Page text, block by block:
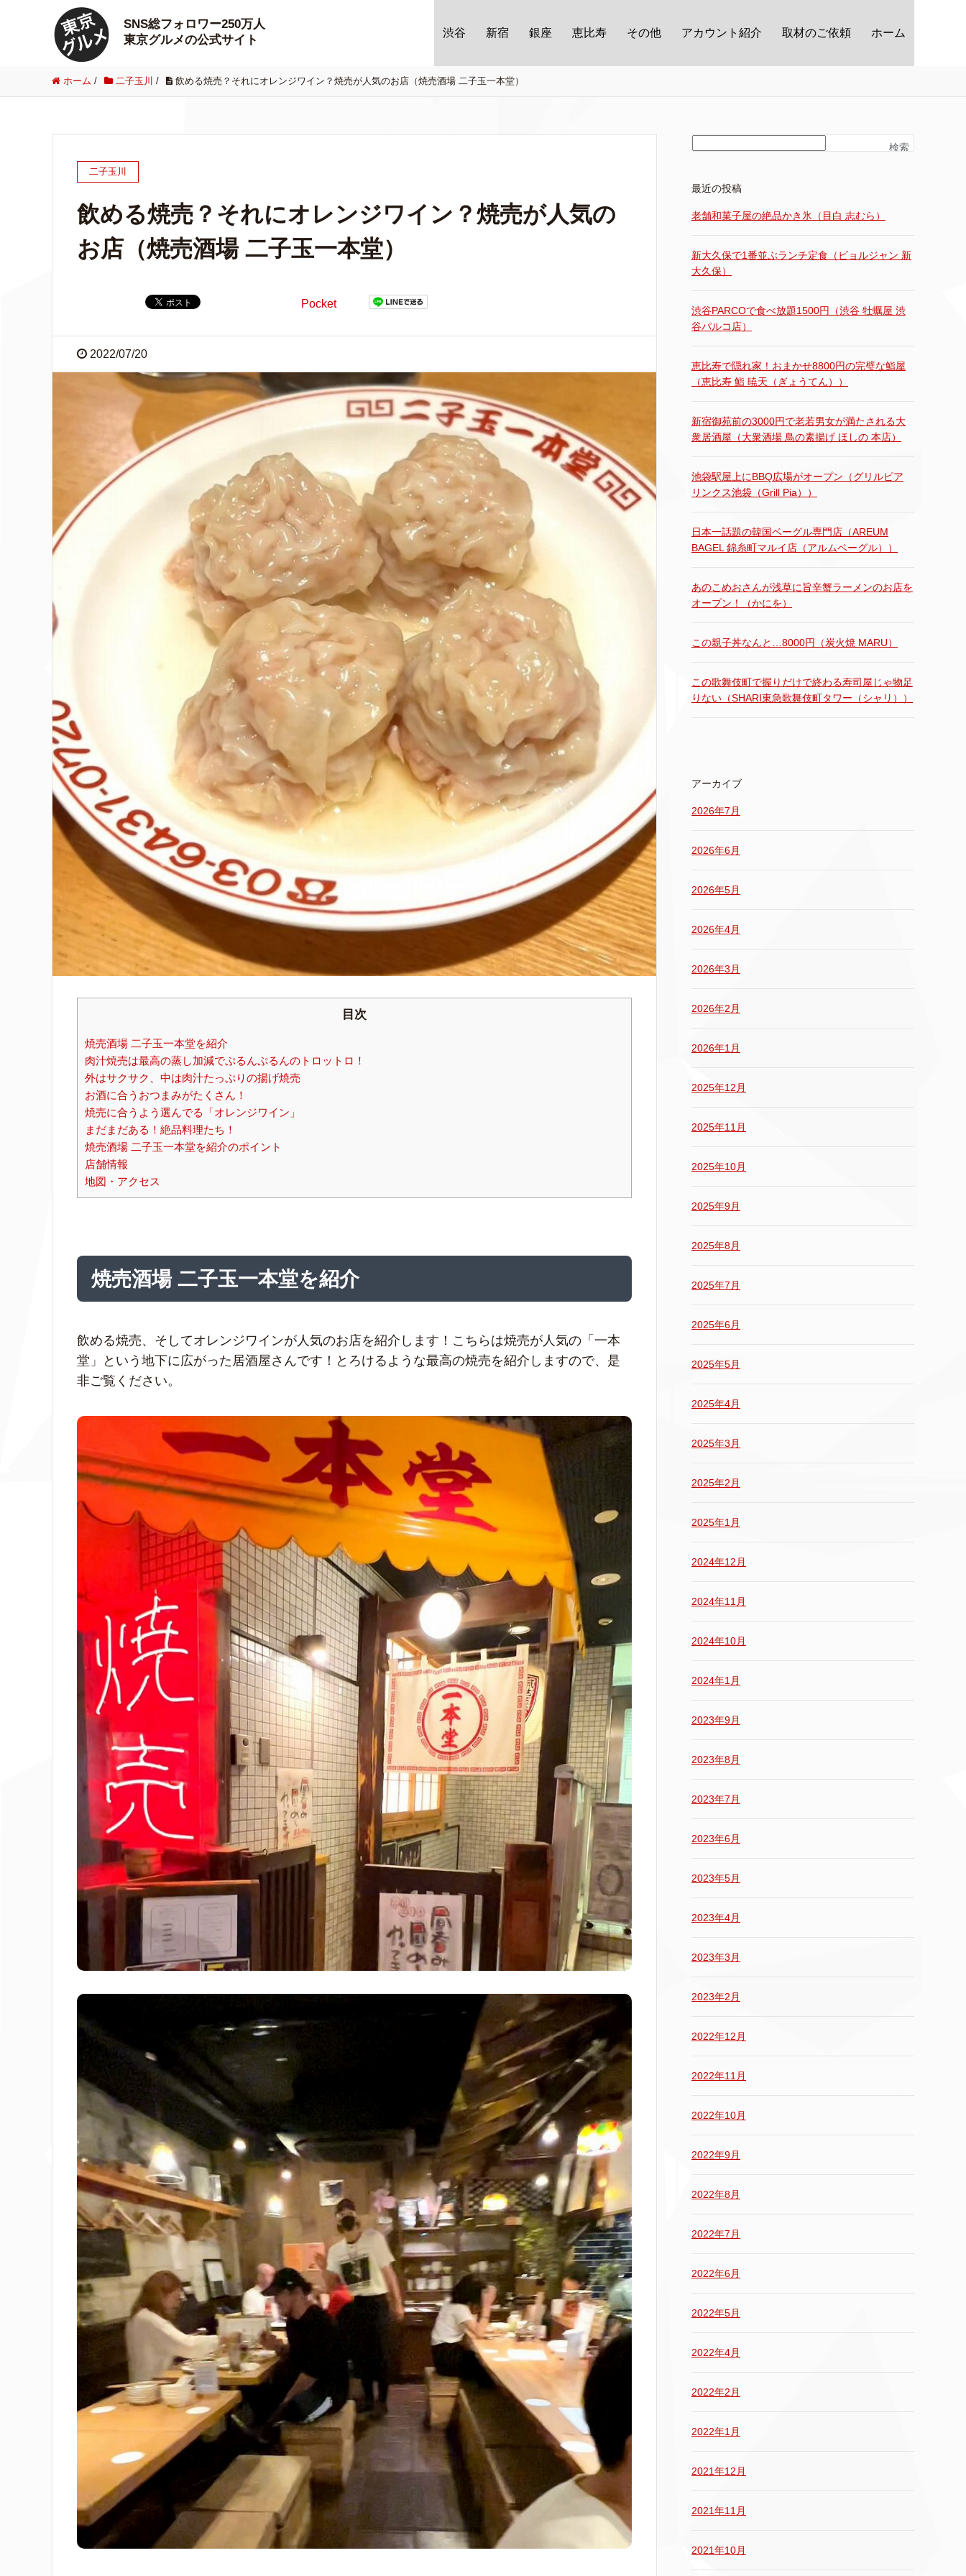
SNS総フォロワー250万人
東京グルメの公式サイト
渋谷 新宿 銀座 恵比寿 その他 アカウント紹介 取材のご依頼 ホーム
ホーム / 二子玉川 / 飲める焼売？それにオレンジワイン？焼売が人気のお店（焼売酒場 二子玉一本堂）
二子玉川
飲める焼売？それにオレンジワイン？焼売が人気の
お店（焼売酒場 二子玉一本堂）
Pocket
2022/07/20
目次
焼売酒場 二子玉一本堂を紹介
肉汁焼売は最高の蒸し加減でぷるんぷるんのトロットロ！
外はサクサク、中は肉汁たっぷりの揚げ焼売
お酒に合うおつまみがたくさん！
焼売に合うよう選んでる「オレンジワイン」
まだまだある！絶品料理たち！
焼売酒場 二子玉一本堂を紹介のポイント
店舗情報
地図・アクセス
焼売酒場 二子玉一本堂を紹介
飲める焼売、そしてオレンジワインが人気のお店を紹介します！こちらは焼売が人気の「一本
堂」という地下に広がった居酒屋さんです！とろけるような最高の焼売を紹介しますので、是
非ご覧ください。
検索
最近の投稿
老舗和菓子屋の絶品かき氷（目白 志むら）
新大久保で1番並ぶランチ定食（ビョルジャン 新
大久保）
渋谷PARCOで食べ放題1500円（渋谷 牡蠣屋 渋
谷パルコ店）
恵比寿で隠れ家！おまかせ8800円の完璧な鮨屋
（恵比寿 鮨 暁天（ぎょうてん））
新宿御苑前の3000円で老若男女が満たされる大
衆居酒屋（大衆酒場 鳥の素揚げ ほしの 本店）
池袋駅屋上にBBQ広場がオープン（グリルピア
リンクス池袋（Grill Pia））
日本一話題の韓国ベーグル専門店（AREUM
BAGEL 錦糸町マルイ店（アルムベーグル））
あのこめおさんが浅草に旨辛蟹ラーメンのお店を
オープン！（かにを）
この親子丼なんと…8000円（炭火焼 MARU）
この歌舞伎町で握りだけで終わる寿司屋じゃ物足
りない（SHARI東急歌舞伎町タワー（シャリ））
アーカイブ
2026年7月
2026年6月
2026年5月
2026年4月
2026年3月
2026年2月
2026年1月
2025年12月
2025年11月
2025年10月
2025年9月
2025年8月
2025年7月
2025年6月
2025年5月
2025年4月
2025年3月
2025年2月
2025年1月
2024年12月
2024年11月
2024年10月
2024年1月
2023年9月
2023年8月
2023年7月
2023年6月
2023年5月
2023年4月
2023年3月
2023年2月
2022年12月
2022年11月
2022年10月
2022年9月
2022年8月
2022年7月
2022年6月
2022年5月
2022年4月
2022年2月
2022年1月
2021年12月
2021年11月
2021年10月